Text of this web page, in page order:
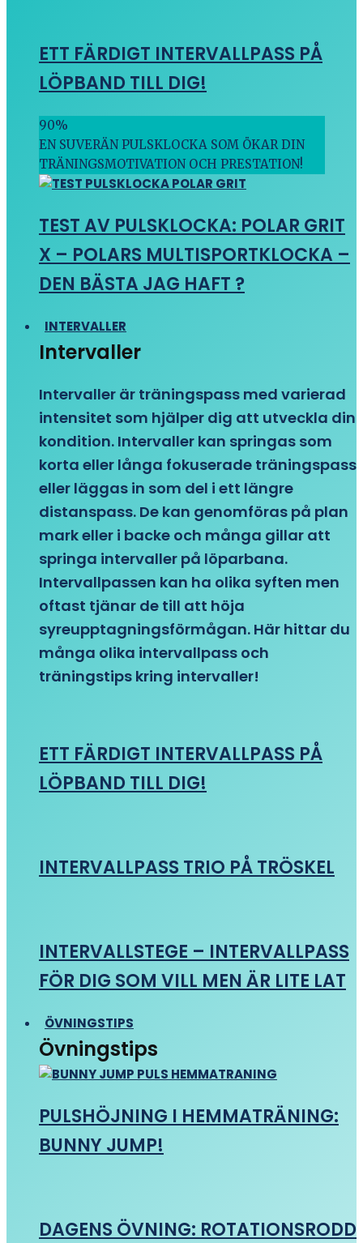
ETT FÄRDIGT INTERVALLPASS PÅ
LÖPBAND TILL DIG!
90%
EN SUVERÄN PULSKLOCKA SOM ÖKAR DIN
TRÄNINGSMOTIVATION OCH PRESTATION!
TEST AV PULSKLOCKA: POLAR GRIT
X – POLARS MULTISPORTKLOCKA –
DEN BÄSTA JAG HAFT ?
INTERVALLER
Intervaller
Intervaller är träningspass med varierad
intensitet som hjälper dig att utveckla din
kondition. Intervaller kan springas som
korta eller långa fokuserade träningspass
eller läggas in som del i ett längre
distanspass. De kan genomföras på plan
mark eller i backe och många gillar att
springa intervaller på löparbana.
Intervallpassen kan ha olika syften men
oftast tjänar de till att höja
syreupptagningsförmågan. Här hittar du
många olika intervallpass och
träningstips kring intervaller!
ETT FÄRDIGT INTERVALLPASS PÅ
LÖPBAND TILL DIG!
INTERVALLPASS TRIO PÅ TRÖSKEL
INTERVALLSTEGE – INTERVALLPASS
FÖR DIG SOM VILL MEN ÄR LITE LAT
ÖVNINGSTIPS
Övningstips
PULSHÖJNING I HEMMATRÄNING:
BUNNY JUMP!
DAGENS ÖVNING: ROTATIONSRODD